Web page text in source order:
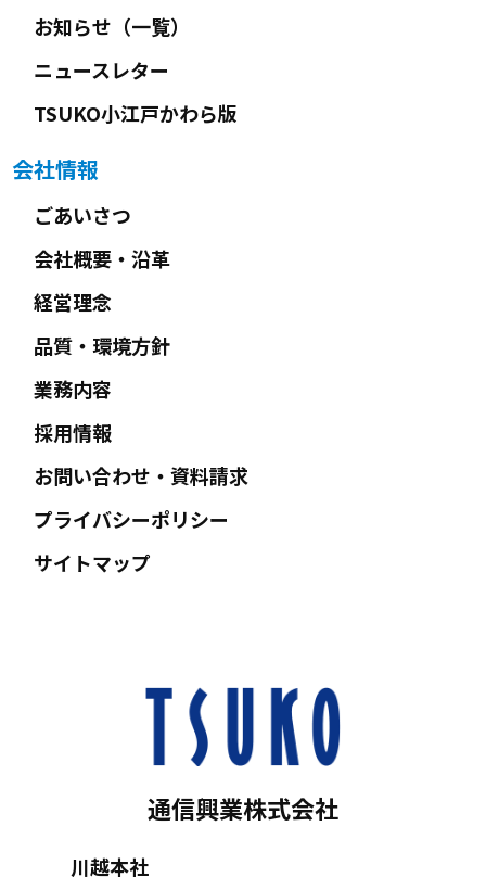
お知らせ（一覧）
ニュースレター
TSUKO小江戸かわら版
会社情報
ごあいさつ
会社概要・沿革
経営理念
品質・環境方針
業務内容
採用情報
お問い合わせ・資料請求
プライバシーポリシー
サイトマップ
通信興業株式会社
川越本社